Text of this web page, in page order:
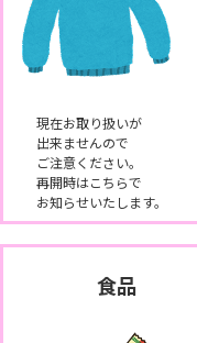
現在お取り扱いが
出来ませんので
ご注意ください。
再開時はこちらで
お知らせいたします。
食品